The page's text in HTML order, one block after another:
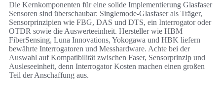
Die Kernkomponenten für eine solide Implementierung Glasfaser
Sensoren sind überschaubar: Singlemode-Glasfaser als Träger,
Sensorprinzipien wie FBG, DAS und DTS, ein Interrogator oder
OTDR sowie die Auswerteeinheit. Hersteller wie HBM
FiberSensing, Luna Innovations, Yokogawa und HBK liefern
bewährte Interrogatoren und Messhardware. Achte bei der
Auswahl auf Kompatibilität zwischen Faser, Sensorprinzip und
Ausleseeinheit, denn Interrogator Kosten machen einen großen
Teil der Anschaffung aus.